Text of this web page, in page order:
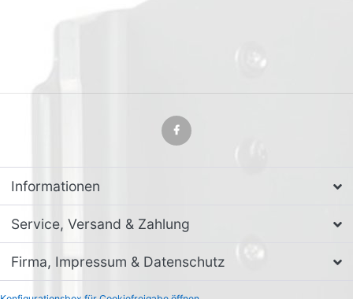
Informationen
Service, Versand & Zahlung
Firma, Impressum & Datenschutz